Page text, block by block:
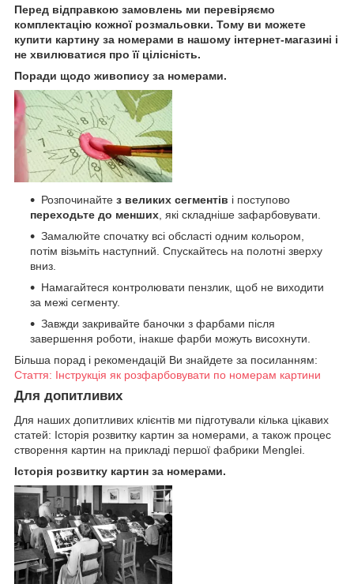
Перед відправкою замовлень ми перевіряємо
комплектацію кожної розмальовки. Тому ви можете
купити картину за номерами в нашому інтернет-магазині і
не хвилюватися про її цілісність.
Поради щодо живопису за номерами.
Розпочинайте з великих сегментів і поступово
переходьте до менших , які складніше зафарбовувати.
Замалюйте спочатку всі обсласті одним кольором,
потім візьміть наступний. Спускайтесь на полотні зверху
вниз.
Намагайтеся контролювати пензлик, щоб не виходити
за межі сегменту.
Завжди закривайте баночки з фарбами після
завершення роботи, інакше фарби можуть висохнути.
Більша порад і рекомендацій Ви знайдете за посиланням:
Стаття: Інструкція як розфарбовувати по номерам картини
Для допитливих
Для наших допитливих клієнтів ми підготували кілька цікавих
статей: Історія розвитку картин за номерами, а також процес
створення картин на прикладі першої фабрики Menglei.
Історія розвитку картин за номерами.